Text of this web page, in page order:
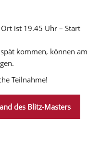
ist 19.45 Uhr – Start
kommen, können am
Teilnahme!
des Blitz-Masters